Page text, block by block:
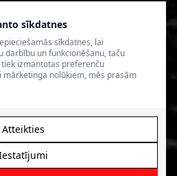
sīkdatnes
sīkdatnes, lai
darbību un funkcionēšanu, taču
izmantotas preferenču
nolūkiem, mēs prasām
Atteikties
aizsargātas.
.